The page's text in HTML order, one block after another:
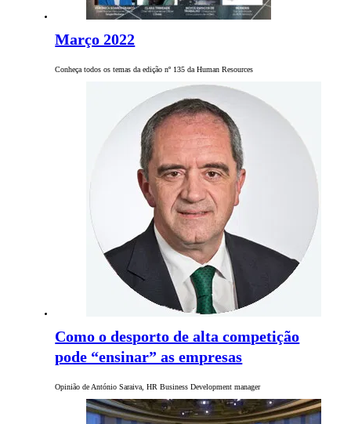
Março 2022
Conheça todos os temas da edição nº 135 da Human Resources
Como o desporto de alta competição
pode “ensinar” as empresas
Opinião de António Saraiva, HR Business Development manager